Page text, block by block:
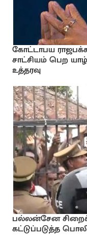
கோட்டாபய
சாட்சியம் பெற
உத்தரவு
பல்லன்சேன
கட்டுப்படுத்த